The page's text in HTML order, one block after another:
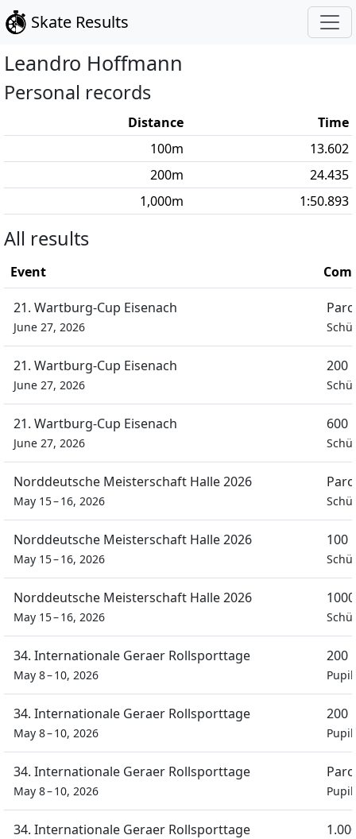
Skate Results
Leandro Hoffmann
Personal records
Distance
Time
100m
13.602
200m
24.435
1,000m 1:50.893
All results
Event
21. Wartburg-Cup Eisenach
June 27, 2026
21. Wartburg-Cup Eisenach
June 27, 2026
200
21. Wartburg-Cup Eisenach
June 27, 2026
600
Norddeutsche Meisterschaft Halle 2026
May 15 – 16, 2026
Norddeutsche Meisterschaft Halle 2026
May 15 – 16, 2026
100
Norddeutsche Meisterschaft Halle 2026
May 15 – 16, 2026
34. Internationale Geraer Rollsporttage
May 8 – 10, 2026
200
34. Internationale Geraer Rollsporttage
May 8 – 10, 2026
200
34. Internationale Geraer Rollsporttage
May 8 – 10, 2026
34. Internationale Geraer Rollsporttage